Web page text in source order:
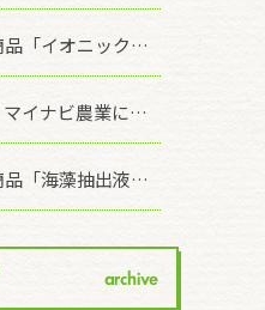
【お知らせ】新商品「イオニックリキッド キレイなブドウ果皮」のモニターサンプル配布を開始いたしました
【ペンタキープ】マイナビ農業に掲載されました！
【お知らせ】新商品「海藻抽出液バイオスティミュラント資材 ASCOMAX」発売記念！ 有償モニター様を募集いたします(※受付終了しました)
archive